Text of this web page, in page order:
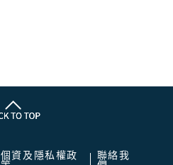
個資及隱私權政
聯絡我